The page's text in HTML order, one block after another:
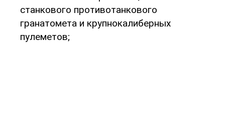
станкового противотанкового
гранатомета и крупнокалиберных
пулеметов;